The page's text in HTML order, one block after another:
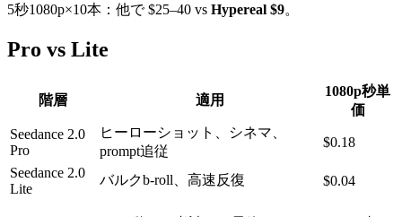
5秒1080p×10本：他で $25–40 vs Hypereal $9。
Pro vs Lite
階層 適用
1080p秒単
価
Seedance 2.0
Pro
ヒーローショット、シネマ、
prompt追従
$0.18
Seedance 2.0
Lite
バルクb-roll、高速反復 $0.04